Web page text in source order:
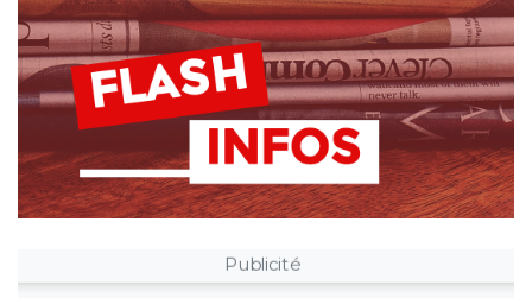
Publicité